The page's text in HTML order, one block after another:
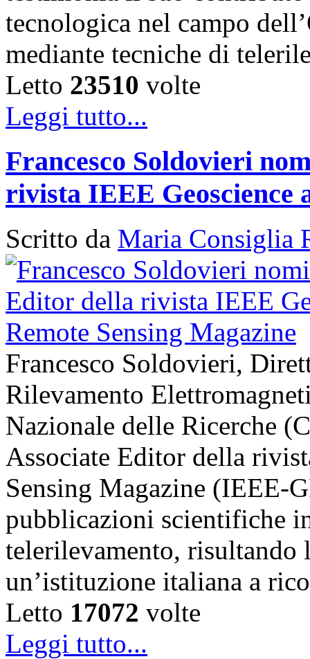
tecnologica nel campo
mediante tecniche di
Letto 23510 volte
Leggi tutto...
Francesco Soldovieri
rivista IEEE Geoscience
Scritto da Maria Consiglia
Francesco Soldovieri,
Rilevamento
Nazionale delle Ricerche
Associate Editor della
Sensing Magazine (IEEE-
pubblicazioni scientifiche
telerilevamento, risultando
un’istituzione italiana a
Letto 17072 volte
Leggi tutto...